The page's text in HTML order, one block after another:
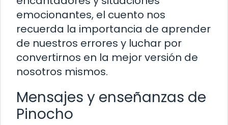
emocionantes, el cuento nos
recuerda la importancia de aprender
de nuestros errores y luchar por
convertirnos en la mejor versión de
nosotros mismos.
Mensajes y enseñanzas de
Pinocho